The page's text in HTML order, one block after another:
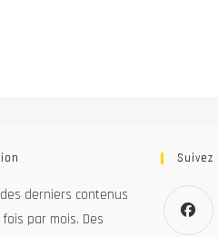
derniers contenus
par mois. Des
Suivez